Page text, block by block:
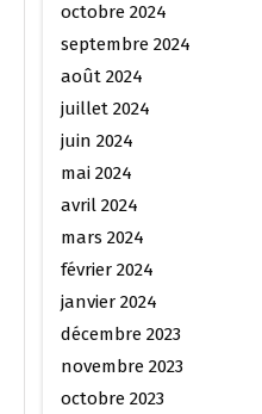
octobre 2024
septembre 2024
août 2024
juillet 2024
juin 2024
mai 2024
avril 2024
mars 2024
février 2024
janvier 2024
décembre 2023
novembre 2023
octobre 2023